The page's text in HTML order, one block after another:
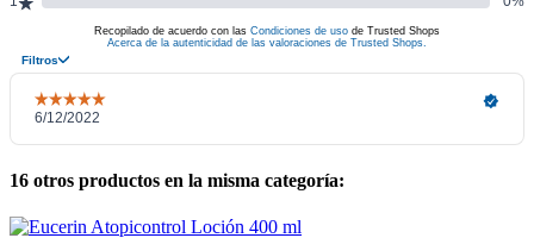
16 otros productos en la misma categoría: